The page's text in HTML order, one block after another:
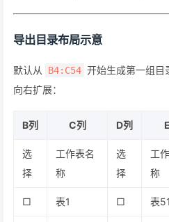
导出目录布局示意
默认从 B4:C54 开始生成第一组
向右扩展：
B列 C列 D列
选
择
工作表名
称
选
择
工
称
□ 表1 □ 表51